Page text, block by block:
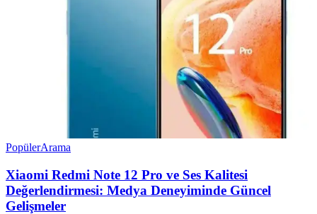
PopülerArama
Xiaomi Redmi Note 12 Pro ve Ses Kalitesi
Değerlendirmesi: Medya Deneyiminde Güncel
Gelişmeler